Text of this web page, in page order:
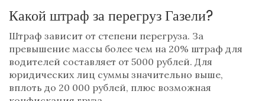
Какой штраф за перегруз Газели?
Штраф зависит от степени перегруза. За
превышение массы более чем на 20% штраф для
водителей составляет от 5000 рублей. Для
юридических лиц суммы значительно выше,
вплоть до 20 000 рублей, плюс возможная